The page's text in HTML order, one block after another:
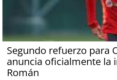
Segundo refuerzo para
anuncia oficialmente la
Román